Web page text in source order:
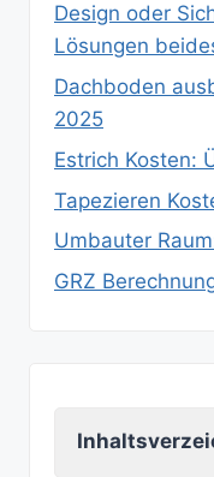
Design oder
Lösungen
Dachboden
2025
Estrich Kosten:
Tapezieren
Umbauter
GRZ